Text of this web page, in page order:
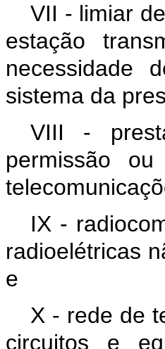
VII - limiar
estação
necessidade
sistema da
VIII -
permissão
IX -
radioelétricas
e
X - rede de
circuitos e